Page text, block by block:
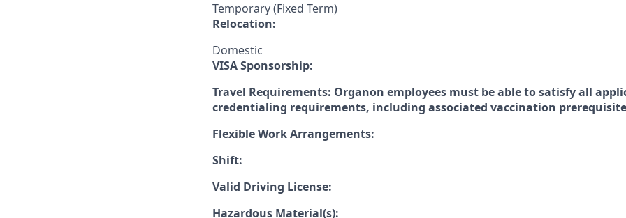
Temporary (Fixed Term)
Relocation:
Domestic
VISA Sponsorship:
Travel Requirements: Organon employees must be able to satisfy all
credentialing requirements, including associated vaccination
Flexible Work Arrangements:
Shift:
Valid Driving License:
Hazardous Material(s):